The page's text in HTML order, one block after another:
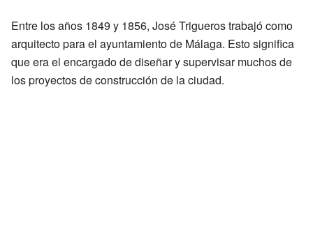
Entre los años 1849 y 1856, José Trigueros trabajó como
arquitecto para el ayuntamiento de Málaga. Esto significa
que era el encargado de diseñar y supervisar muchos de
los proyectos de construcción de la ciudad.